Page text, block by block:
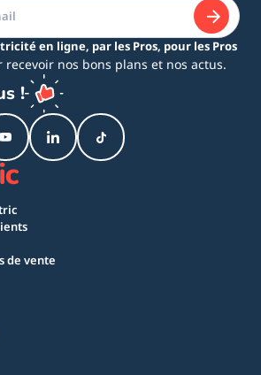
en ligne, par les Pros, pour les Pros
nos bons plans et nos actus.
!
de vente